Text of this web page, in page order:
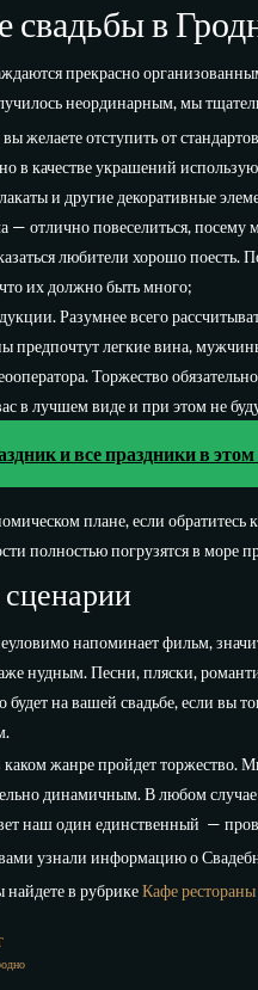
свадьбы в
прекрасно
неординарным, мы
желаете отступить от
в качестве украшений
и другие декоративные
— отлично повеселиться, посему
любители хорошо поесть.
их должно быть много;
Разумнее всего
легкие вина,
Торжество
в лучшем виде и при этом не
и все праздники в этом
плане, если
полностью погрузятся в море
напоминает фильм,
нудным. Песни, пляски,
на вашей свадьбе, если вы
каком жанре пройдет
динамичным. В любом случае
наш один единственный —
узнали информацию о
в рубрикеКафе